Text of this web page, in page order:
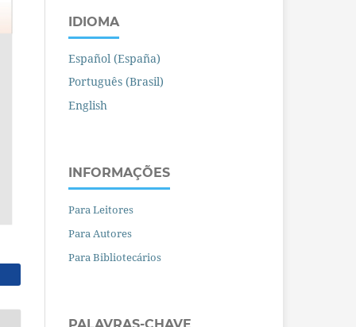
IDIOMA
Español (España)
Português (Brasil)
English
INFORMAÇÕES
Para Leitores
Para Autores
Para Bibliotecários